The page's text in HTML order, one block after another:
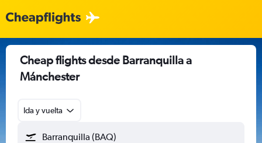
Cheap flights desde Barranquilla a
Mánchester
Ida y vuelta
Barranquilla (BAQ)